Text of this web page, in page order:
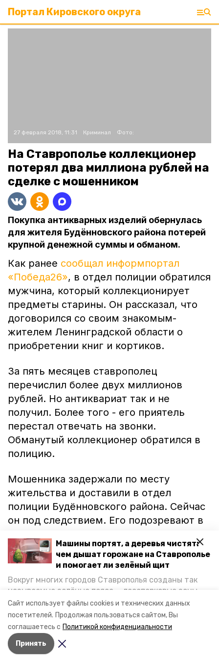
Сайт использует файлы cookies и технических данных
посетителей. Продолжая пользоваться сайтом, Вы
соглашаетесь с Политикой конфиденциальности
Принять
Машины портят, а деревья чистят:
чем дышат горожане на Ставрополье
и помогает ли зелёный щит
Вокруг многих городов Ставрополья созданы так
называемые зелёные пояса — лесопарковые зоны,
снижающие негативное воздействие выхлопных
газов на атмосферу. Справляются ли они с
постоянно растущим потоком автотранспорта и
каким воздухом дышат жители края, узнала
корреспондент «Победы26».
Портал Кировского округа
27 февраля 2018, 11:31 Криминал Фото:
На Ставрополье коллекционер
потерял два миллиона рублей на
сделке с мошенником
Покупка антикварных изделий обернулась
для жителя Будённовского района потерей
крупной денежной суммы и обманом.
Как ранее сообщал информпортал
«Победа26», в отдел полиции обратился
мужчина, который коллекционирует
предметы старины. Он рассказал, что
договорился со своим знакомым-
жителем Ленинградской области о
приобретении книг и кортиков.
За пять месяцев ставрополец
перечислил более двух миллионов
рублей. Но антиквариат так и не
получил. Более того - его приятель
перестал отвечать на звонки.
Обманутый коллекционер обратился в
полицию.
Мошенника задержали по месту
жительства и доставили в отдел
полиции Будённовского района. Сейчас
он под следствием. Его подозревают в
крупном размере.
сообщал, что в Зеленокумске
мошенница«развела» 90-летнюю
пенсионеркуна 70 тысяч рублей.
Авторы: Ольга Самсонова